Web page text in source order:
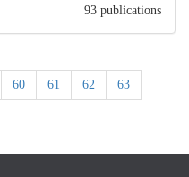
93 publications
60 61 62 63